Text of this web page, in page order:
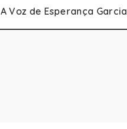
A Voz de Esperança Garcia